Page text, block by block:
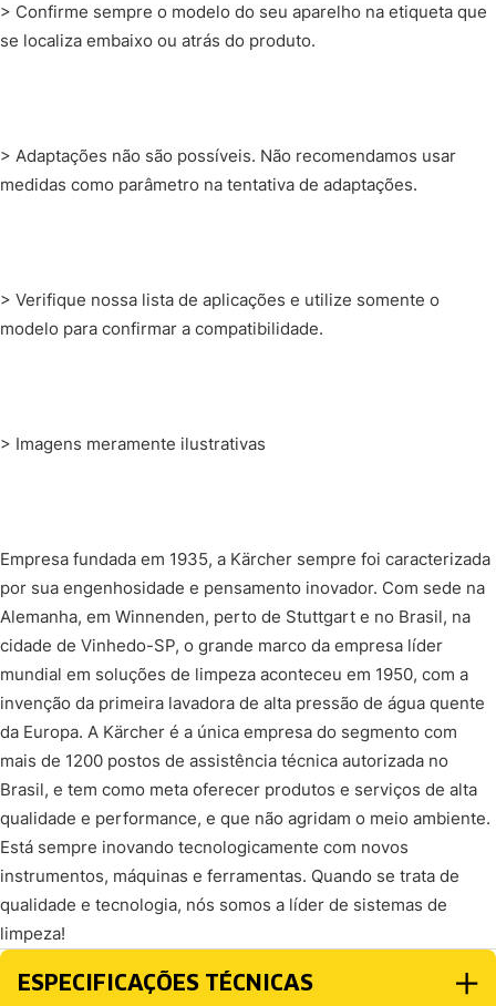
> Confirme sempre o modelo do seu aparelho na etiqueta que
se localiza embaixo ou atrás do produto.
> Adaptações não são possíveis. Não recomendamos usar
medidas como parâmetro na tentativa de adaptações.
> Verifique nossa lista de aplicações e utilize somente o
modelo para confirmar a compatibilidade.
> Imagens meramente ilustrativas
Empresa fundada em 1935, a Kärcher sempre foi caracterizada
por sua engenhosidade e pensamento inovador. Com sede na
Alemanha, em Winnenden, perto de Stuttgart e no Brasil, na
cidade de Vinhedo-SP, o grande marco da empresa líder
mundial em soluções de limpeza aconteceu em 1950, com a
invenção da primeira lavadora de alta pressão de água quente
da Europa. A Kärcher é a única empresa do segmento com
mais de 1200 postos de assistência técnica autorizada no
Brasil, e tem como meta oferecer produtos e serviços de alta
qualidade e performance, e que não agridam o meio ambiente.
Está sempre inovando tecnologicamente com novos
instrumentos, máquinas e ferramentas. Quando se trata de
qualidade e tecnologia, nós somos a líder de sistemas de
limpeza!
ESPECIFICAÇÕES TÉCNICAS